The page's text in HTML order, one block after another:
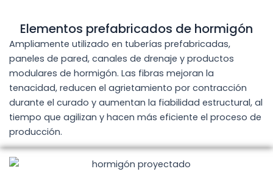
Elementos prefabricados de hormigón
Ampliamente utilizado en tuberías prefabricadas,
paneles de pared, canales de drenaje y productos
modulares de hormigón. Las fibras mejoran la
tenacidad, reducen el agrietamiento por contracción
durante el curado y aumentan la fiabilidad estructural, al
tiempo que agilizan y hacen más eficiente el proceso de
producción.